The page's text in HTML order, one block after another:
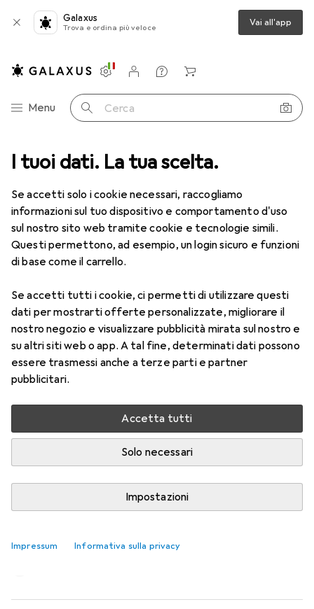
I tuoi dati. La tua scelta.
Se accetti solo i cookie necessari, raccogliamo
informazioni sul tuo dispositivo e comportamento d'uso
sul nostro sito web tramite cookie e tecnologie simili.
Questi permettono, ad esempio, un login sicuro e funzioni
di base come il carrello.
Se accetti tutti i cookie, ci permetti di utilizzare questi
dati per mostrarti offerte personalizzate, migliorare il
nostro negozio e visualizzare pubblicità mirata sul nostro e
su altri siti web o app. A tal fine, determinati dati possono
essere trasmessi anche a terze parti e partner
pubblicitari.
Accetta tutti
Solo necessari
Impostazioni
Impressum Informativa sulla privacy
Galaxus
Trova e ordina più veloce Vai all'app
Categoria Navigazione
Menu Cerca
Impostazioni
Conto cliente
Liste di confronto
Liste dei desideri
Carrello
Tutte le categorie Per la casa Stirare + cura del bucato
Stirare + cura del bucato
ScopriForum
Stirare senza asse da stiro? Philips
«OneTurn» alla prova